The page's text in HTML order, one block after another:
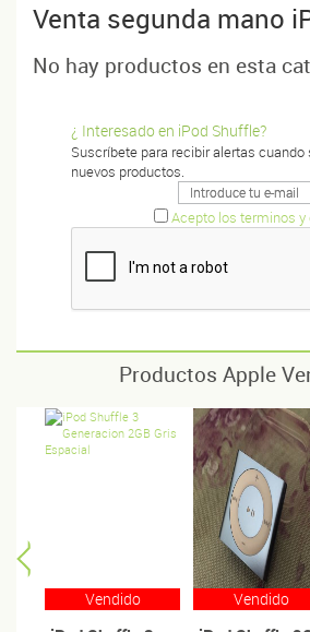
Venta segunda mano
No hay productos en esta
¿ Interesado en iPod Shuffle?
Suscríbete para recibir alertas cuando
nuevos productos.
Acepto los terminos y
Productos Apple
Vendido Vendido